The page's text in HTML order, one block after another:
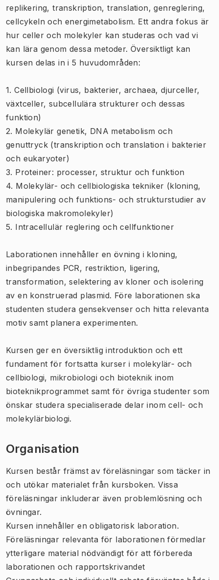
replikering, transkription, translation, genreglering,
cellcykeln och energimetabolism. Ett andra fokus är
hur celler och molekyler kan studeras och vad vi
kan lära genom dessa metoder. Översiktligt kan
kursen delas in i 5 huvudområden:
1. Cellbiologi (virus, bakterier, archaea, djurceller,
växtceller, subcellulära strukturer och dessas
funktion)
2. Molekylär genetik, DNA metabolism och
genuttryck (transkription och translation i bakterier
och eukaryoter)
3. Proteiner: processer, struktur och funktion
4. Molekylär- och cellbiologiska tekniker (kloning,
manipulering och funktions- och strukturstudier av
biologiska makromolekyler)
5. Intracellulär reglering och cellfunktioner
Laborationen innehåller en övning i kloning,
inbegripandes PCR, restriktion, ligering,
transformation, selektering av kloner och isolering
av en konstruerad plasmid. Före laborationen ska
studenten studera gensekvenser och hitta relevanta
motiv samt planera experimenten.
Kursen ger en översiktlig introduktion och ett
fundament för fortsatta kurser i molekylär- och
cellbiologi, mikrobiologi och bioteknik inom
bioteknikprogrammet samt för övriga studenter som
önskar studera specialiserade delar inom cell- och
molekylärbiologi.
Organisation
Kursen består främst av föreläsningar som täcker in
och utökar materialet från kursboken. Vissa
föreläsningar inkluderar även problemlösning och
övningar.
Kursen innehåller en obligatorisk laboration.
Föreläsningar relevanta för laborationen förmedlar
ytterligare material nödvändigt för att förbereda
laborationen och rapportskrivandet